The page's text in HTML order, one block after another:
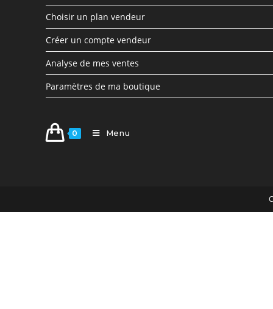
Choisir un plan vendeur
Créer un compte vendeur
Analyse de mes ventes
Paramètres de ma boutique
0 Menu